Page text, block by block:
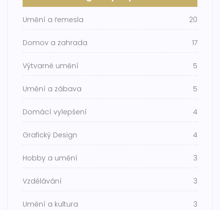
Umění a řemesla 20
Domov a zahrada 17
Výtvarné umění 5
Umění a zábava 5
Domácí vylepšení 4
Grafický Design 4
Hobby a umění 3
Vzdělávání 3
Umění a kultura 3